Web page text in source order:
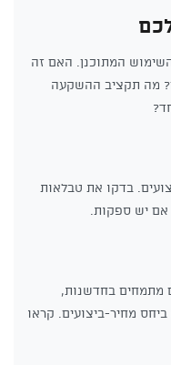
המתוכנן. האם זה
מה תקציב ההשקעה
בדקו את טבלאות
אם יש ספקות.
מתמחים בחדשנות,
מחיר-ביצועים. קראו